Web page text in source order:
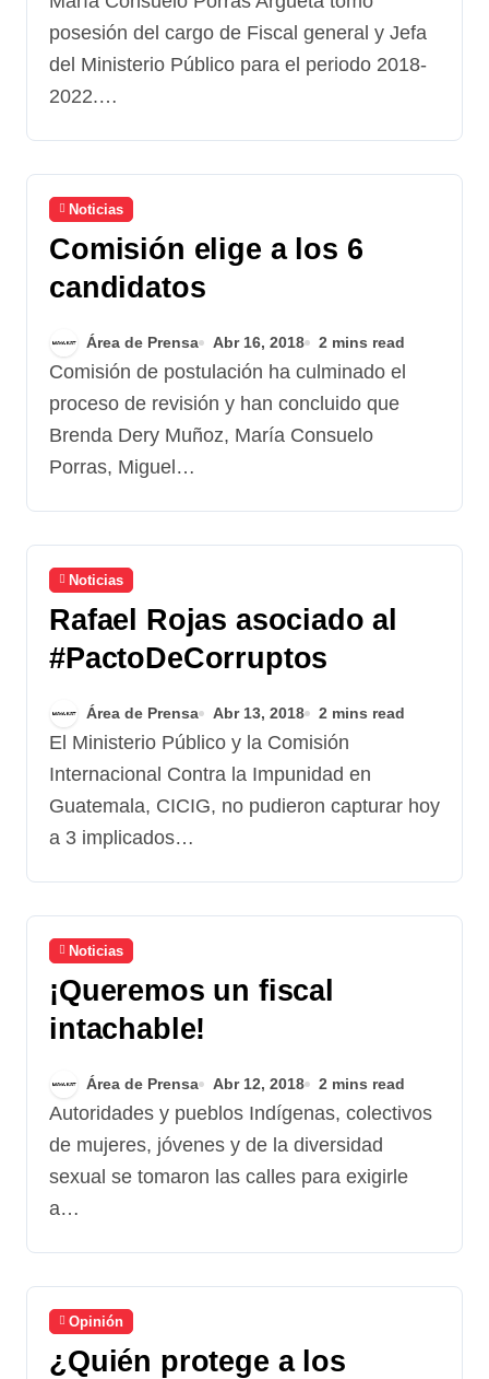
posesión del cargo de Fiscal general y Jefa
del Ministerio Público para el periodo 2018-
2022.…
Noticias
Comisión elige a los 6
candidatos
Área de Prensa Abr 16, 2018 2 mins read
Comisión de postulación ha culminado el
proceso de revisión y han concluido que
Brenda Dery Muñoz, María Consuelo
Porras, Miguel…
Noticias
Rafael Rojas asociado al
#PactoDeCorruptos
Área de Prensa Abr 13, 2018 2 mins read
El Ministerio Público y la Comisión
Internacional Contra la Impunidad en
Guatemala, CICIG, no pudieron capturar hoy
a 3 implicados…
Noticias
¡Queremos un fiscal
intachable!
Área de Prensa Abr 12, 2018 2 mins read
Autoridades y pueblos Indígenas, colectivos
de mujeres, jóvenes y de la diversidad
sexual se tomaron las calles para exigirle
a…
Opinión
¿Quién protege a los